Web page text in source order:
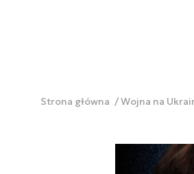
Strona główna Wojna na